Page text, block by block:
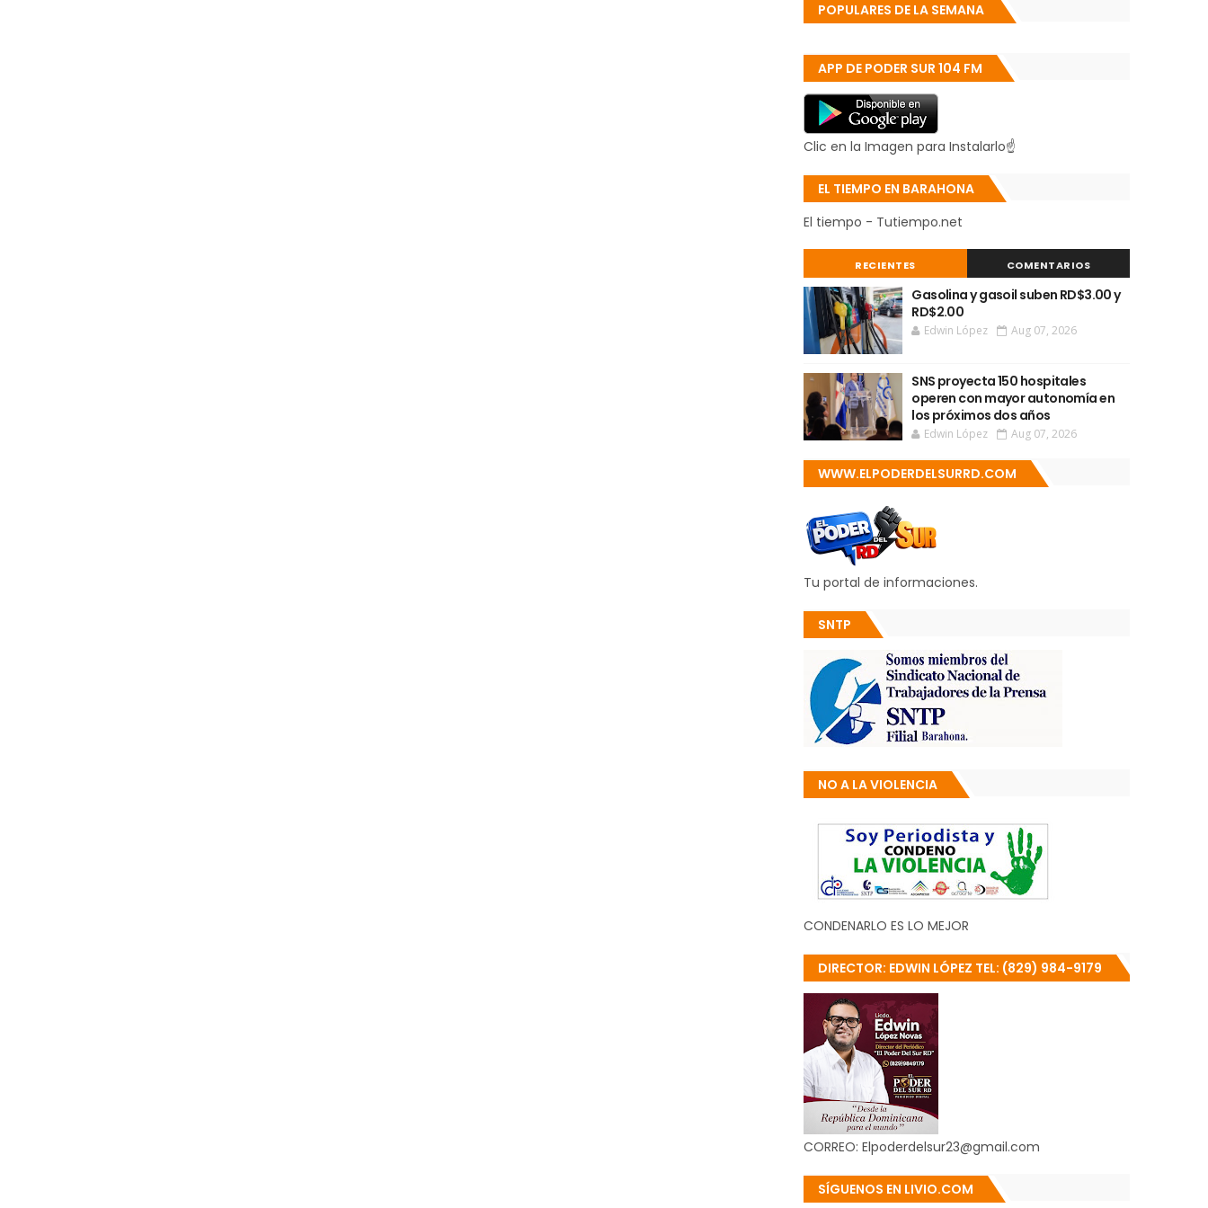
POPULARES DE LA SEMANA
APP DE PODER SUR 104 FM
Clic en la Imagen para Instalarlo☝
EL TIEMPO EN BARAHONA
El tiempo - Tutiempo.net
RECIENTES COMENTARIOS
Gasolina y gasoil suben RD$3.00 y
RD$2.00
Edwin López Aug 07, 2026
SNS proyecta 150 hospitales
operen con mayor autonomía en
los próximos dos años
Edwin López Aug 07, 2026
WWW.ELPODERDELSURRD.COM
Tu portal de informaciones.
SNTP
NO A LA VIOLENCIA
CONDENARLO ES LO MEJOR
DIRECTOR: EDWIN LÓPEZ TEL: (829) 984-9179
CORREO: Elpoderdelsur23@gmail.com
SÍGUENOS EN LIVIO.COM